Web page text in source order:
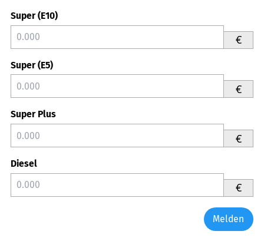
Super (E10)
€
Super (E5)
€
Super Plus
€
Diesel
€
Melden